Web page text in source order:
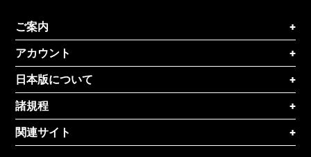
ご案内
+
アカウント
+
日本版について
+
諸規程
+
関連サイト
+